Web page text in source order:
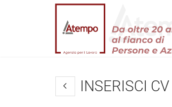
INSERISCI CV